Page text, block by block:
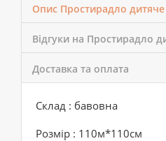
Опис Простирадло
Відгуки на Простирадло
Доставка та оплата
Склад : бавовна
Розмір : 110м*110см